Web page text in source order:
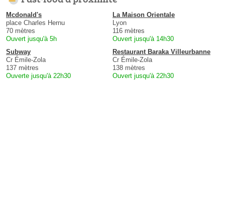
Mcdonald's
place Charles Hernu
70 mètres
Ouvert jusqu'à 5h
La Maison Orientale
Lyon
116 mètres
Ouvert jusqu'à 14h30
Subway
Cr Émile-Zola
137 mètres
Ouverte jusqu'à 22h30
Restaurant Baraka Villeurbanne
Cr Émile-Zola
138 mètres
Ouvert jusqu'à 22h30